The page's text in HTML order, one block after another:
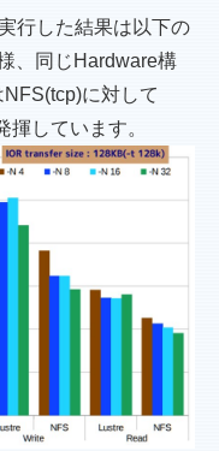
行した結果は以下の
、同じHardware構
に対して
しています。